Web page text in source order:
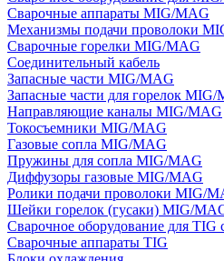
Сварочные аппараты MIG/MAG
Механизмы подачи проволоки
Сварочные горелки MIG/MAG
Соединительный кабель
Запасные части MIG/MAG
Запасные части для горелок MIG/
Направляющие каналы MIG/MAG
Токосъемники MIG/MAG
Газовые сопла MIG/MAG
Пружины для сопла MIG/MAG
Диффузоры газовые MIG/MAG
Ролики подачи проволоки MIG/
Шейки горелок (гусаки) MIG/
Сварочное оборудование для TIG
Сварочные аппараты TIG